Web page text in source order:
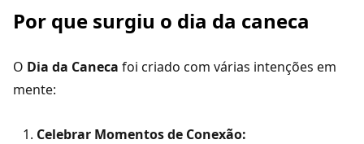
Por que surgiu o dia da caneca
O Dia da Caneca foi criado com várias intenções em
mente:
Celebrar Momentos de Conexão: